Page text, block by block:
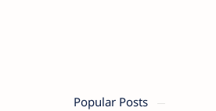
Popular Posts